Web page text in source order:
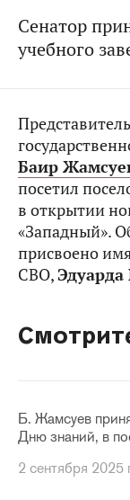
Сенатор
учебного
Баир
посетил
в открытии
«Западный».
присвоено
СВО,
Б. Жамсуев
Дню знаний, в
2 сентября 2025